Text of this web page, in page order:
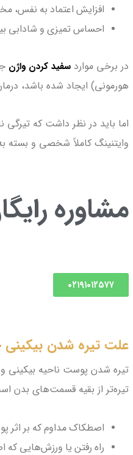
افزایش اعتماد به نفس،
احساس تمیزی و شادابی
در برخی مواردسفید کردن واژن
هورمونی) ایجاد شده باشد،
اما باید در نظر داشت که
وایتنینگ کاملاً شخصی و بسته
مشاوره
۰۲۱۹۱۰۱۲۵۷۷
علت تیره شدن
تیره شدن پوست ناحیه بیکینی و
تیره‌تر از بقیه قسمت‌های بدن
اصطکاک مداوم که بر اثر
راه رفتن یا ورزش‌هایی که